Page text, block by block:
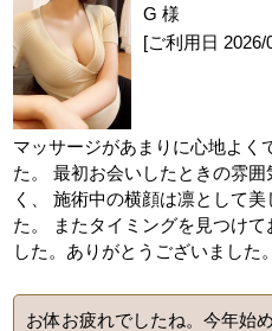
G 様
[ご利用日 2026/
マッサージがあまりに心地よく
た。 最初お会いしたときの雰
く、 施術中の横顔は凛として
た。 またタイミングを見つけ
した。ありがとうございました。
お体お疲れでしたね。今年始